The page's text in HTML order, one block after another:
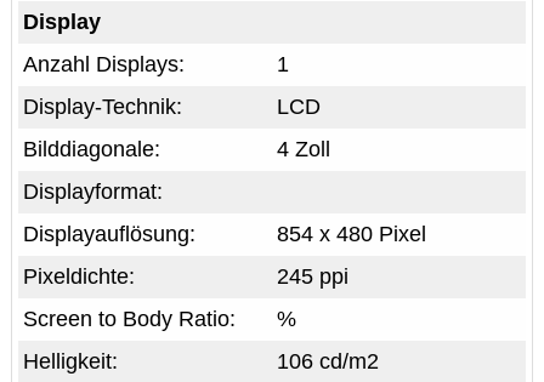
Display
1
Anzahl Displays:
LCD
Display-Technik:
4 Zoll
Bilddiagonale:
Displayformat:
854 x 480 Pixel
Displayauflösung:
245 ppi
Pixeldichte:
%
Screen to Body Ratio:
106 cd/m2
Helligkeit: